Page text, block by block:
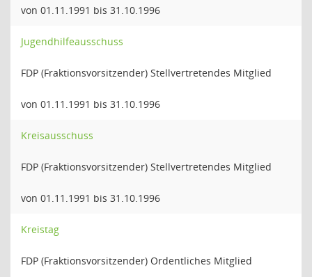
von 01.11.1991 bis 31.10.1996
Jugendhilfeausschuss
FDP (Fraktionsvorsitzender) Stellvertretendes Mitglied
von 01.11.1991 bis 31.10.1996
Kreisausschuss
FDP (Fraktionsvorsitzender) Stellvertretendes Mitglied
von 01.11.1991 bis 31.10.1996
Kreistag
FDP (Fraktionsvorsitzender) Ordentliches Mitglied